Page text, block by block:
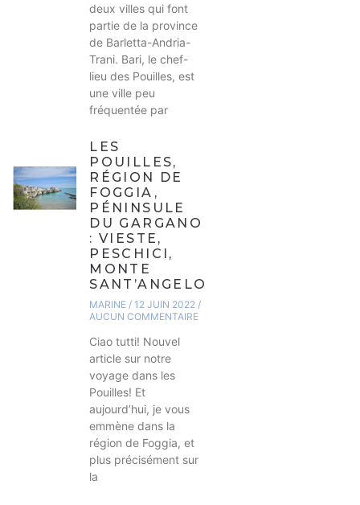
deux villes qui font
partie de la province
de Barletta-Andria-
Trani. Bari, le chef-
lieu des Pouilles, est
une ville peu
fréquentée par
LES
POUILLES,
RÉGION DE
FOGGIA,
PÉNINSULE
DU GARGANO
: VIESTE,
PESCHICI,
MONTE
SANT’ANGELO
MARINE 12 JUIN 2022
AUCUN COMMENTAIRE
Ciao tutti! Nouvel
article sur notre
voyage dans les
Pouilles! Et
aujourd’hui, je vous
emmène dans la
région de Foggia, et
plus précisément sur
la